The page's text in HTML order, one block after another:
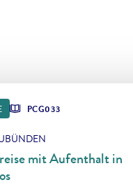
PCG033
mit Aufenthalt in